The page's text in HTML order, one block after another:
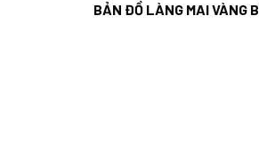
BẢN ĐỒ LÀNG MAI VÀNG